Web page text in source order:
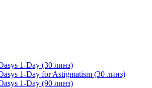
1-Day (30 линз)
1-Day for Astigmatism (30 линз)
1-Day (90 линз)